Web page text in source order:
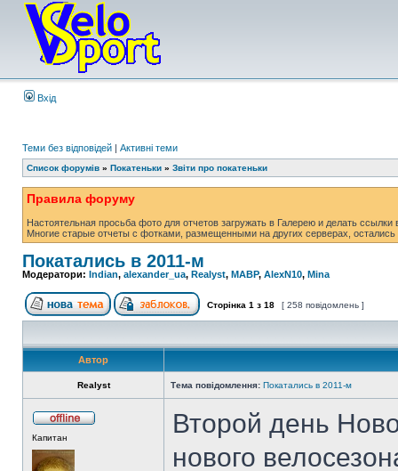
Вхід
Теми без відповідей | Активні теми
Список форумів » Покатеньки » Звіти про покатеньки
Правила форуму
Настоятельная просьба фото для отчетов загружать в Галерею и делать ссылки
Многие старые отчеты с фотками, размещенными на других серверах, остались
Покатались в 2011-м
Модератори: Indian, alexander_ua, Realyst, MABP, AlexN10, Mina
Сторінка 1 з 18 [ 258 повідомлень ]
Автор
Realyst Тема повідомлення: Покатались в 2011-м
Капитан
Второй день
нового